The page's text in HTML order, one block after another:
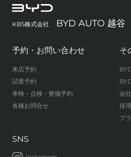
KBS株式会社 BYD AUTO 越谷
予約・お問い合わせ
来店予約
試乗予約
車検・点検・整備予約
各種お問合せ
そ
会
採
プ
SNS